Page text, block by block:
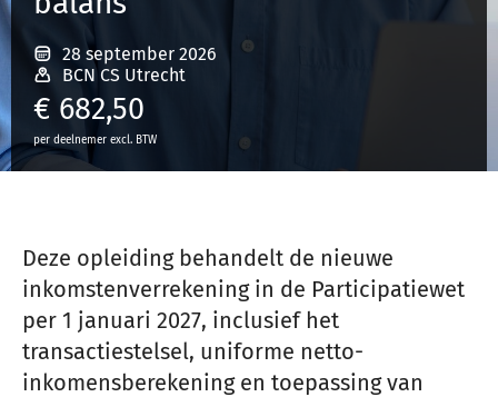
Registreren
28 september 2026
BCN CS Utrecht
€ 682,50
per deelnemer excl. BTW
Deze opleiding behandelt de nieuwe
inkomstenverrekening in de Participatiewet
per 1 januari 2027, inclusief het
transactiestelsel, uniforme netto-
inkomensberekening en toepassing van